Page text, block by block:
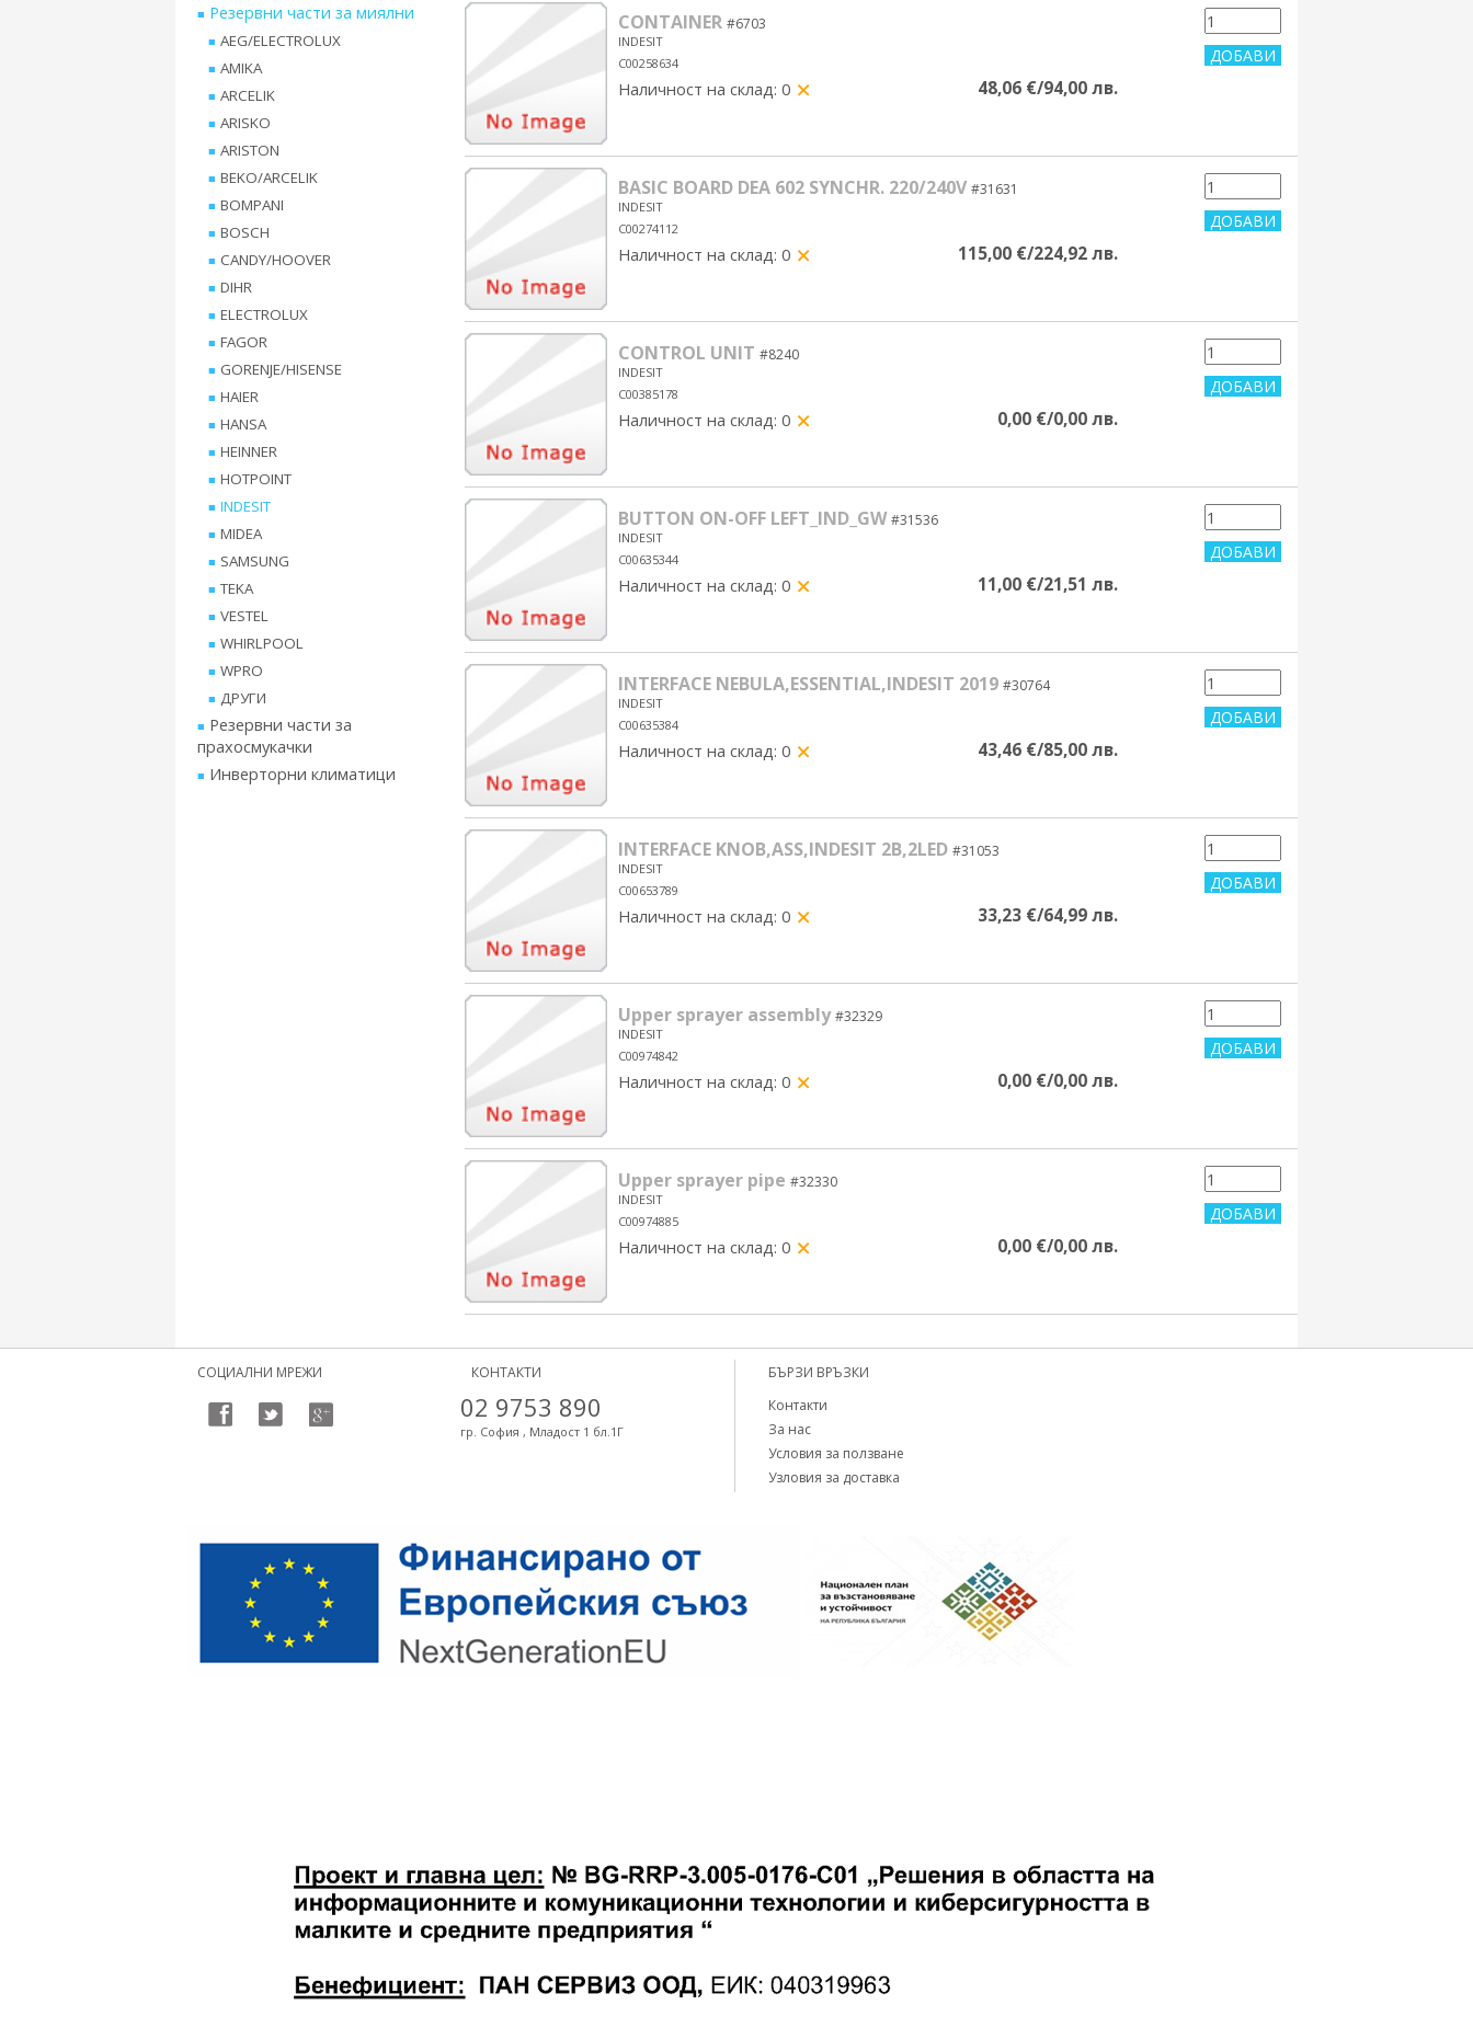
Резервни части за миялни
AEG/ELECTROLUX
AMIKA
ARCELIK
ARISKO
ARISTON
BEKO/ARCELIK
BOMPANI
BOSCH
CANDY/HOOVER
DIHR
ELECTROLUX
FAGOR
GORENJE/HISENSE
HAIER
HANSA
HEINNER
HOTPOINT
INDESIT
MIDEA
SAMSUNG
TEKA
VESTEL
WHIRLPOOL
WPRO
ДРУГИ
Резервни части за
прахосмукачки
Инверторни климатици
CONTAINER #6703
INDESIT
C00258634
Наличност на склад: 0 48,06 €/94,00 лв.
BASIC BOARD DEA 602 SYNCHR. 220/240V #31631
INDESIT
C00274112
Наличност на склад: 0 115,00 €/224,92 лв.
CONTROL UNIT #8240
INDESIT
C00385178
Наличност на склад: 0 0,00 €/0,00 лв.
BUTTON ON-OFF LEFT_IND_GW #31536
INDESIT
C00635344
Наличност на склад: 0 11,00 €/21,51 лв.
INTERFACE NEBULA,ESSENTIAL,INDESIT 2019 #30764
INDESIT
C00635384
Наличност на склад: 0 43,46 €/85,00 лв.
INTERFACE KNOB,ASS,INDESIT 2B,2LED #31053
INDESIT
C00653789
Наличност на склад: 0 33,23 €/64,99 лв.
Upper sprayer assembly #32329
INDESIT
C00974842
Наличност на склад: 0 0,00 €/0,00 лв.
Upper sprayer pipe #32330
INDESIT
C00974885
Наличност на склад: 0 0,00 €/0,00 лв.
СОЦИАЛНИ МРЕЖИ КОНТАКТИ
02 9753 890
гр. София , Младост 1 бл.1Г
БЪРЗИ ВРЪЗКИ
Контакти
За нас
Условия за ползване
Узловия за доставка